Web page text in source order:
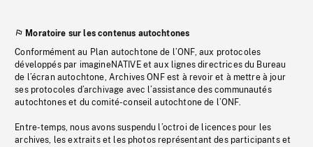
Moratoire sur les contenus autochtones
Conformément au Plan autochtone de l’ONF, aux protocoles
développés par imagineNATIVE et aux lignes directrices du Bureau
de l’écran autochtone, Archives ONF est à revoir et à mettre à jour
ses protocoles d’archivage avec l’assistance des communautés
autochtones et du comité-conseil autochtone de l’ONF.
Entre-temps, nous avons suspendu l’octroi de licences pour les
archives, les extraits et les photos représentant des participants et